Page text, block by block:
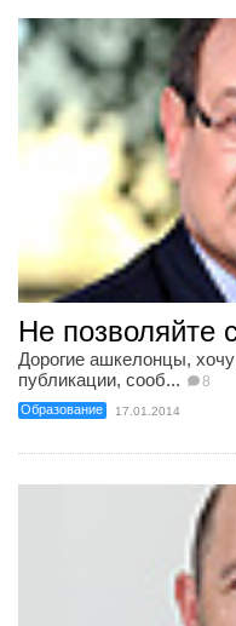
Не позволяйте
Дорогие ашкелонцы,
публикации, сооб...
8
Образование 17.01.2014